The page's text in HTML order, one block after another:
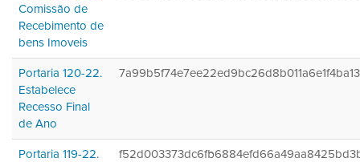
Comissão de
Recebimento de
bens Imoveis
Portaria 120-22.
Estabelece
Recesso Final
de Ano
Portaria 119-22.